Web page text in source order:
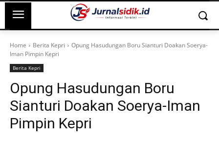
Home Berita Kepri
Opung Hasudungan Boru Sianturi Doakan Soerya-
Iman Pimpin Kepri
Berita Kepri
Opung Hasudungan Boru
Sianturi Doakan Soerya-Iman
Pimpin Kepri